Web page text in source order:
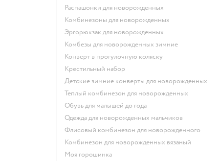
Распашонки для новорожденных
Комбинезоны для новорожденных
Эргорюкзак для новорожденных
Комбезы для новорожденных зимние
Конверт в прогулочную коляску
Крестильный набор
Детские зимние конверты для новорожденных
Теплый комбинезон для новорожденных
Обувь для малышей до года
Одежда для новорожденных мальчиков
Флисовый комбинезон для новорожденного
Комбинезон для новорожденных вязаный
Моя горошинка